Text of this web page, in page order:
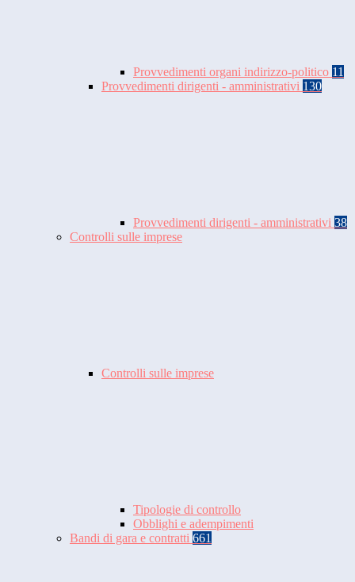
Provvedimenti organi indirizzo-politico 11
Provvedimenti dirigenti - amministrativi 130
Provvedimenti dirigenti - amministrativi 38
Controlli sulle imprese
Controlli sulle imprese
Tipologie di controllo
Obblighi e adempimenti
Bandi di gara e contratti 661